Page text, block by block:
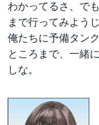
わかってるさ、で
まで行ってみよう
俺たちに予備タン
ところまで、一緒
しな。